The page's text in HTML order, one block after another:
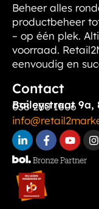
Beheer alles
productbeheer
– op één plek.
voorraad.
eenvoudig en
Contact
Baileystraat 9a,
038 200 1606